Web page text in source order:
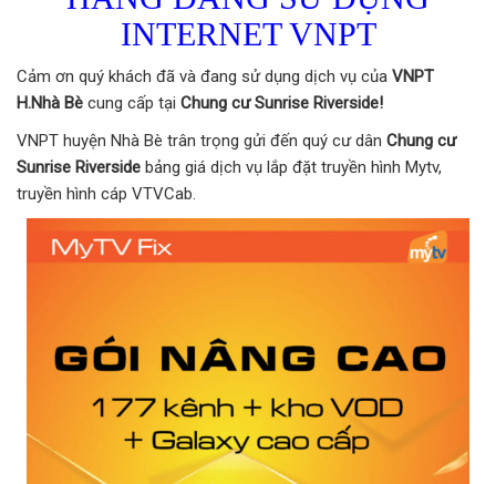
INTERNET VNPT
Cảm ơn quý khách đã và đang sử dụng dịch vụ của VNPT
H.Nhà Bè cung cấp tại Chung cư Sunrise Riverside!
VNPT huyện Nhà Bè trân trọng gửi đến quý cư dân Chung cư
Sunrise Riverside bảng giá dịch vụ lắp đặt truyền hình Mytv,
truyền hình cáp VTVCab.